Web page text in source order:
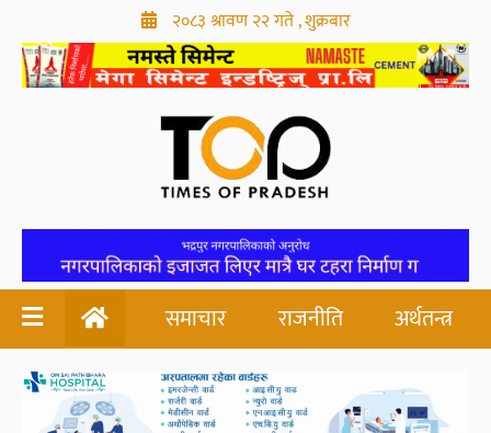
२०८३ श्रावण २२ गते , शुक्रबार
समाचार राजनीति अर्थतन्त्र